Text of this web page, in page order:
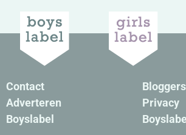
Contact
Adverteren
Boyslabel
Privacy